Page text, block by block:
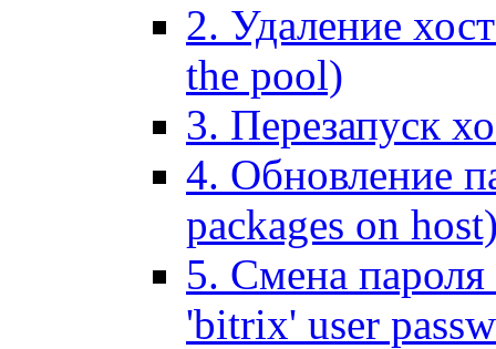
2. Удаление
the pool)
3. Перезапуск
4. Обновление
packages on
5. Смена пароля
'bitrix' user